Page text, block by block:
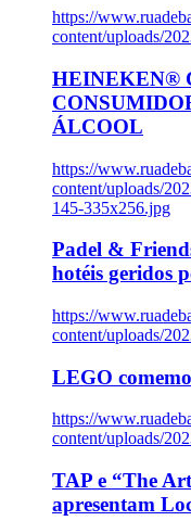
https://
content/uploads/
HEINEKEN®
ÁLCOOL
https://
content/uploads/
145-335x256.jpg
Padel &
hotéis geridos
https://
content/uploads/
LEGO
https://
content/uploads/
TAP e “The
apresentam